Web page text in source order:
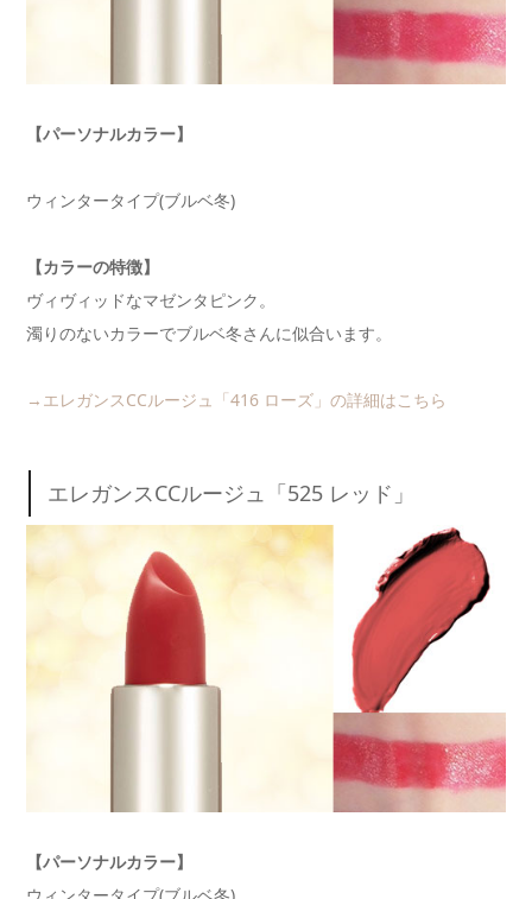
【パーソナルカラー】
ウィンタータイプ(ブルベ冬)
【カラーの特徴】
ヴィヴィッドなマゼンタピンク。
濁りのないカラーでブルベ冬さんに似合います。
→エレガンスCCルージュ「416 ローズ」の詳細はこちら
エレガンスCCルージュ「525 レッド」
【パーソナルカラー】